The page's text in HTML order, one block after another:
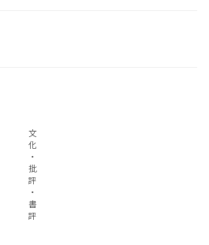
文
化
・
批
評
・
書
評